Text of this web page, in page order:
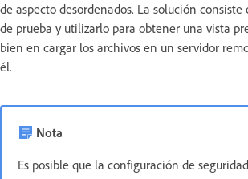
de aspecto desordenados. La solución
de prueba y utilizarlo para obtener una vista
bien en cargar los archivos en un servidor
él.
Nota
Es posible que la configuración de